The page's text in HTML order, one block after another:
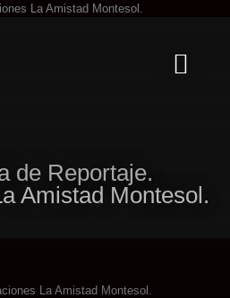
La Amistad Montesol.
de Reportaje.
Amistad Montesol.
La Amistad Montesol.